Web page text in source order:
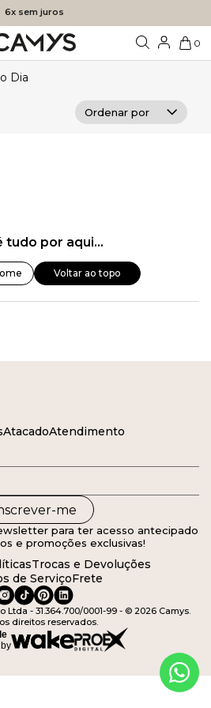
6x sem juros
0
Dia
tudo por aqui...
Voltar ao topo
AtacadoAtendimento
me
para ter acesso antecipado
e promoções exclusivas!
Trocas e Devoluções
de ServiçoFrete
Ltda - 31.364.700/0001-99 - © 2026 Camys.
direitos reservados.
by